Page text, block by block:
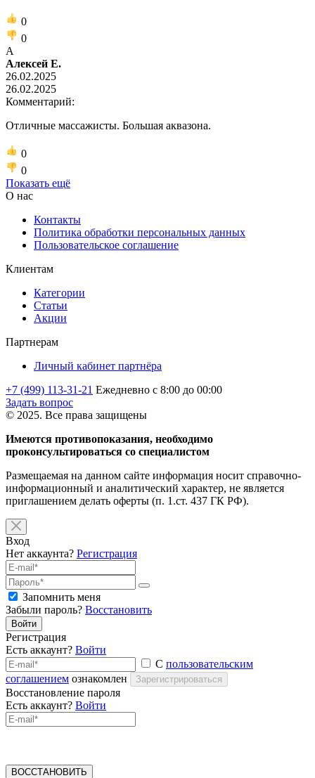
0
0
А
Алексей Е.
26.02.2025
26.02.2025
Комментарий:
Отличные массажисты. Большая аквазона.
0
0
Показать ещё
О нас
Контакты
Политика обработки персональных данных
Пользовательское соглашение
Клиентам
Категории
Статьи
Акции
Партнерам
Личный кабинет партнёра
+7 (499) 113-31-21 Ежедневно с 8:00 до 00:00
Задать вопрос
© 2025. Все права защищены
Имеются противопоказания, необходимо
проконсультироваться со специалистом
Размещаемая на данном сайте информация носит справочно-
информационный и аналитический характер, не является
приглашением делать оферты (п. 1.ст. 437 ГК РФ).
Вход
Нет аккаунта? Регистрация
Запомнить меня
Забыли пароль? Восстановить
Войти
Регистрация
Есть аккаунт? Войти
С пользовательским
соглашением ознакомлен Зарегистрироваться
Восстановление пароля
Есть аккаунт? Войти
ВОССТАНОВИТЬ